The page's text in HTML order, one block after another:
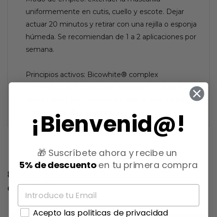
uniformemente en cutis, cuello y escote. Dejar
actuar 20 minutos y retirar con una rejilla o esponja
húmeda. Se recomiendan de 1 a 2 aplicaciones por
semana.
Principios activos: Bicowhite® complex
(Azelogllicina, Niacinamida, Bisabolol, Vitamina C y
Ácido Fítico). AA2G (Ácido Ascórbico 2-Glucósido),
Provitamina B5 y Vitamina E.
8 otros productos en la misma
categoría:
¡Bienvenid@!
🎁 Suscríbete ahora y recibe un
5% de descuentoen tu primera compra
Acepto las politicas de privacidad